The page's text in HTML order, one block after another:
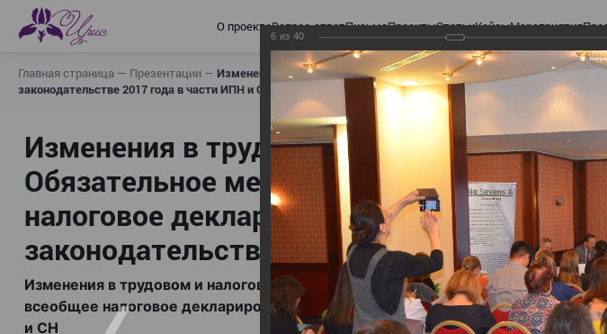
О проектеВопрос-ответПисьмаПроектыСтатьиКейсыМероприятия
Главная страница — Презентации — Изменения в трудовом и налоговом законодательстве:
законодательстве 2017 года в части ИПН и СН
Изменения в трудовом и налоговом
Обязательное медицинское
налоговое декларирование, изменения в
законодательстве 2017 года в части ИПН
Изменения в трудовом и налоговом законодательстве: Обязательное
всеобщее налоговое декларирование, изменения в налоговом
и СН
6 из 40